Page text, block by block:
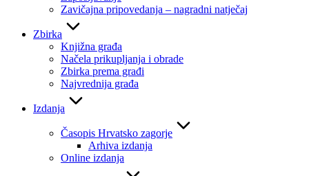
Zavičajna pripovedanja – nagradni natječaj
Zbirka
Knjižna građa
Načela prikupljanja i obrade
Zbirka prema građi
Najvrednija građa
Izdanja
Časopis Hrvatsko zagorje
Arhiva izdanja
Online izdanja